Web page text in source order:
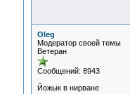
Oleg
Модератор своей темы
Ветеран
Сообщений: 8943
Йожык в нирване